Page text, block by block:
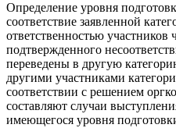
Определение уровня
соответствие заявленной
ответственностью
подтвержденного
переведены в другую
другими участниками
соответствии с решением
составляют случаи
имеющегося уровня